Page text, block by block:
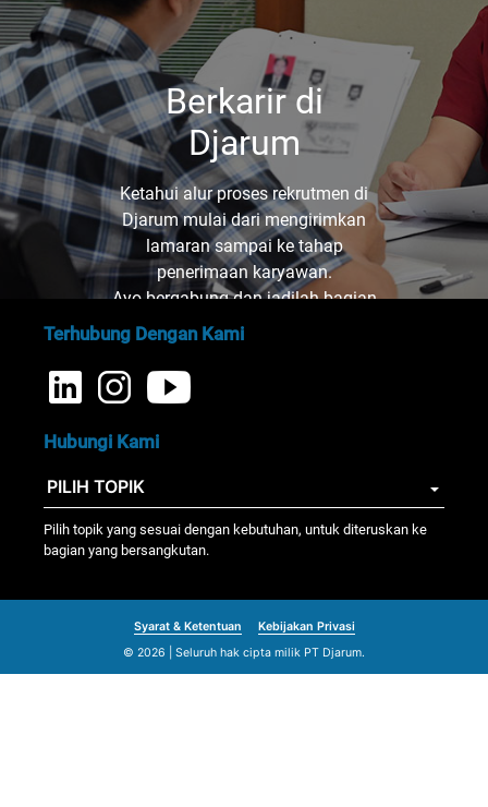
Berkarir di
Djarum
Ketahui alur proses rekrutmen di
Djarum mulai dari mengirimkan
lamaran sampai ke tahap
penerimaan karyawan.
Ayo bergabung dan jadilah bagian
dari kami!
Terhubung Dengan Kami
Hubungi Kami
Pilih topik yang sesuai dengan kebutuhan, untuk diteruskan ke
bagian yang bersangkutan.
Syarat & Ketentuan
Kebijakan Privasi
© 2026 | Seluruh hak cipta milik PT Djarum.